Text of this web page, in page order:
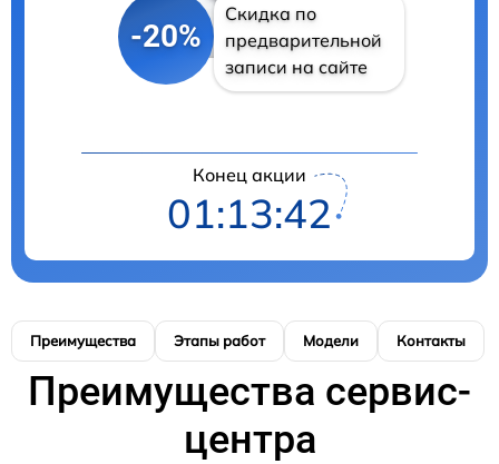
-20%
Скидка по
предварительной
записи на сайте
Конец акции
01:13:41
Преимущества Этапы работ Модели Контакты
Преимущества сервис-
центра